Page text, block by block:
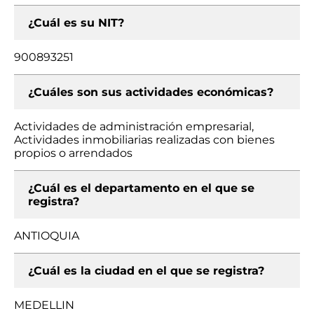
¿Cuál es su NIT?
900893251
¿Cuáles son sus actividades económicas?
Actividades de administración empresarial,
Actividades inmobiliarias realizadas con bienes
propios o arrendados
¿Cuál es el departamento en el que se
registra?
ANTIOQUIA
¿Cuál es la ciudad en el que se registra?
MEDELLIN